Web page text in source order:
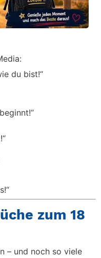
du bist!“
zum 18
– und noch so viele